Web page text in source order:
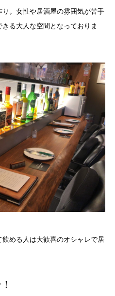
。女性や居酒屋の雰囲気が苦手
る大人な空間となっておりま
める人は大歓喜のオシャレで居